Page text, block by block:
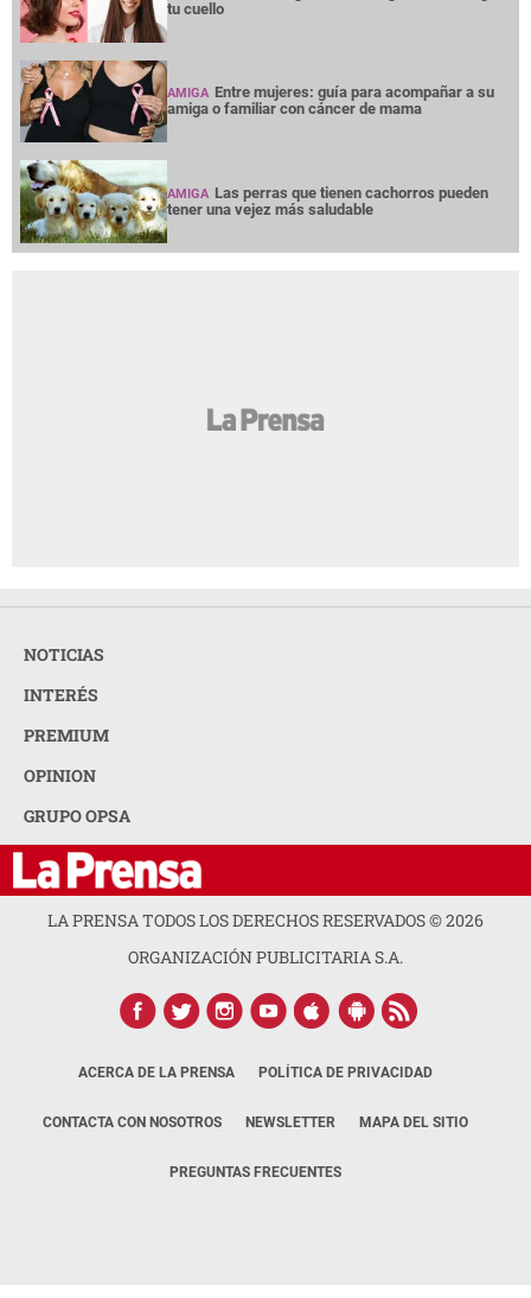
tu cuello
AMIGA Entre mujeres: guía para acompañar a su
amiga o familiar con cáncer de mama
AMIGA Las perras que tienen cachorros pueden
tener una vejez más saludable
NOTICIAS
INTERÉS
PREMIUM
OPINION
GRUPO OPSA
LA PRENSA TODOS LOS DERECHOS RESERVADOS ©2026
ORGANIZACIÓN PUBLICITARIA S.A.
ACERCA DE LA PRENSA POLÍTICA DE PRIVACIDAD
CONTACTA CON NOSOTROS NEWSLETTER MAPA DEL SITIO
PREGUNTAS FRECUENTES